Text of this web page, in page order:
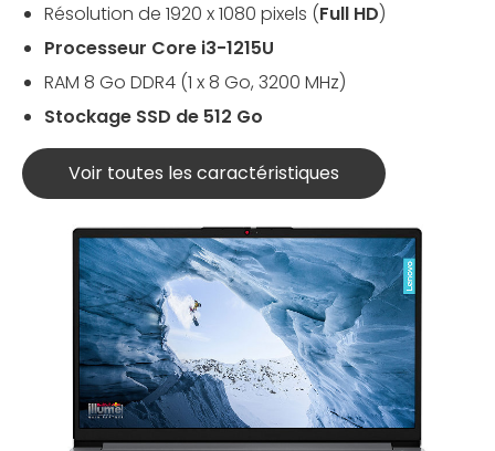
Résolution de 1920 x 1080 pixels (Full HD)
Processeur Core i3-1215U
RAM 8 Go DDR4 (1 x 8 Go, 3200 MHz)
Stockage SSD de 512 Go
Voir toutes les caractéristiques